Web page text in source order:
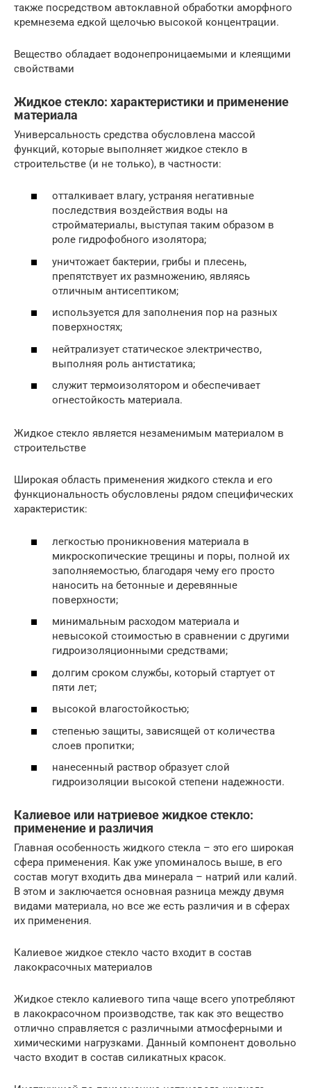
также посредством автоклавной обработки аморфного
кремнезема едкой щелочью высокой концентрации.
Вещество обладает водонепроницаемыми и клеящими
свойствами
Жидкое стекло: характеристики и применение
материала
Универсальность средства обусловлена массой
функций, которые выполняет жидкое стекло в
строительстве (и не только), в частности:
отталкивает влагу, устраняя негативные
последствия воздействия воды на
стройматериалы, выступая таким образом в
роле гидрофобного изолятора;
уничтожает бактерии, грибы и плесень,
препятствует их размножению, являясь
отличным антисептиком;
используется для заполнения пор на разных
поверхностях;
нейтрализует статическое электричество,
выполняя роль антистатика;
служит термоизолятором и обеспечивает
огнестойкость материала.
Жидкое стекло является незаменимым материалом в
строительстве
Широкая область применения жидкого стекла и его
функциональность обусловлены рядом специфических
характеристик:
легкостью проникновения материала в
микроскопические трещины и поры, полной их
заполняемостью, благодаря чему его просто
наносить на бетонные и деревянные
поверхности;
минимальным расходом материала и
невысокой стоимостью в сравнении с другими
гидроизоляционными средствами;
долгим сроком службы, который стартует от
пяти лет;
высокой влагостойкостью;
степенью защиты, зависящей от количества
слоев пропитки;
нанесенный раствор образует слой
гидроизоляции высокой степени надежности.
Калиевое или натриевое жидкое стекло:
применение и различия
Главная особенность жидкого стекла – это его широкая
сфера применения. Как уже упоминалось выше, в его
состав могут входить два минерала – натрий или калий.
В этом и заключается основная разница между двумя
видами материала, но все же есть различия и в сферах
их применения.
Калиевое жидкое стекло часто входит в состав
лакокрасочных материалов
Жидкое стекло калиевого типа чаще всего употребляют
в лакокрасочном производстве, так как это вещество
отлично справляется с различными атмосферными и
химическими нагрузками. Данный компонент довольно
часто входит в состав силикатных красок.